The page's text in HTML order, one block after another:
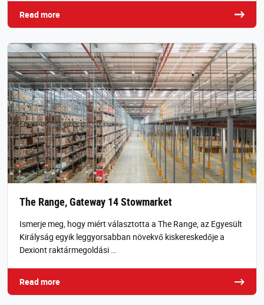
Read more
The Range, Gateway 14 Stowmarket
Ismerje meg, hogy miért választotta a The Range, az Egyesült
Királyság egyik leggyorsabban növekvő kiskereskedője a
Dexiont raktármegoldási …
Read more